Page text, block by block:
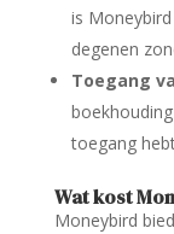
is
degenen
Toegang
toegang
Wat kost
Moneybird